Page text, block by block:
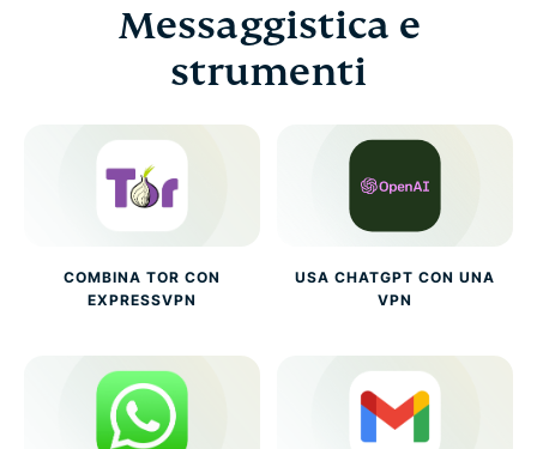
Messaggistica e
strumenti
COMBINA TOR CON
EXPRESSVPN
USA CHATGPT CON UNA
VPN